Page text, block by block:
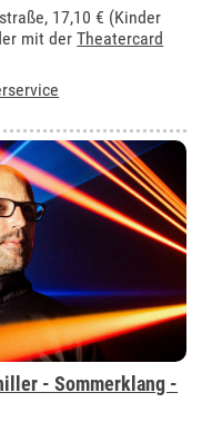
17,10 € (Kinder
mit derTheatercard
- Sommerklang -